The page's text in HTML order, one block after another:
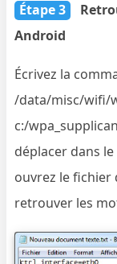
Étape 3
Android
Écrivez la
/data/misc/wifi/
c:/
déplacer dans
ouvrez le fichier
retrouver les